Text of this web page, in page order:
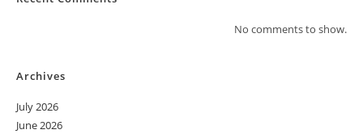
No comments to show.
Archives
July 2026
June 2026